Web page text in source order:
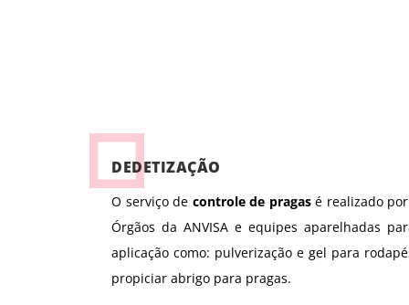
DEDETIZAÇÃO
O serviço de controle de pragasé realizado
Órgãos da ANVISA e equipes aparelhadas
aplicação como: pulverização e gel para
propiciar abrigo para pragas.